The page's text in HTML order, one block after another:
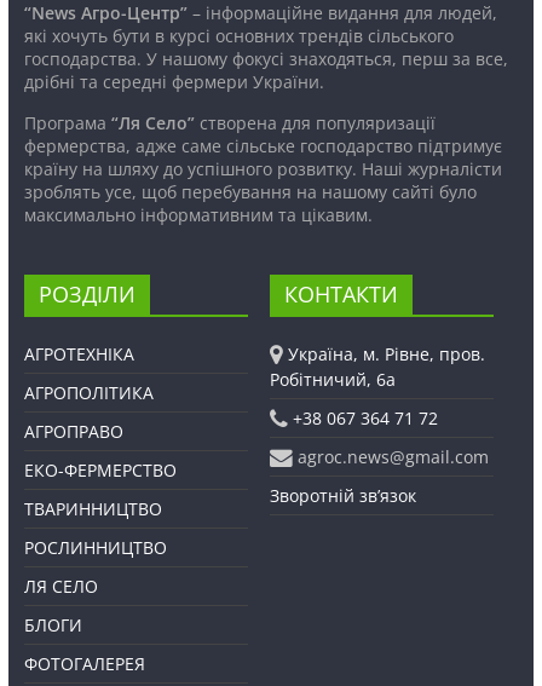
“News Агро-Центр”– інформаційне видання для людей,
які хочуть бути в курсі основних трендів сільського
господарства. У нашому фокусі знаходяться, перш за все,
дрібні та середні фермери України.
Програма “Ля Село”створена для популяризації
фермерства, адже саме сільське господарство підтримує
країну на шляху до успішного розвитку. Наші журналісти
зроблять усе, щоб перебування на нашому сайті було
максимально інформативним та цікавим.
РОЗДІЛИ
АГРОТЕХНІКА
АГРОПОЛІТИКА
АГРОПРАВО
ЕКО-ФЕРМЕРСТВО
ТВАРИННИЦТВО
РОСЛИННИЦТВО
ЛЯ СЕЛО
БЛОГИ
ФОТОГАЛЕРЕЯ
КОНТАКТИ
Україна, м. Рівне, пров.
Робітничий, 6а
+38 067 364 71 72
agroc.news@gmail.com
Зворотній зв’язок